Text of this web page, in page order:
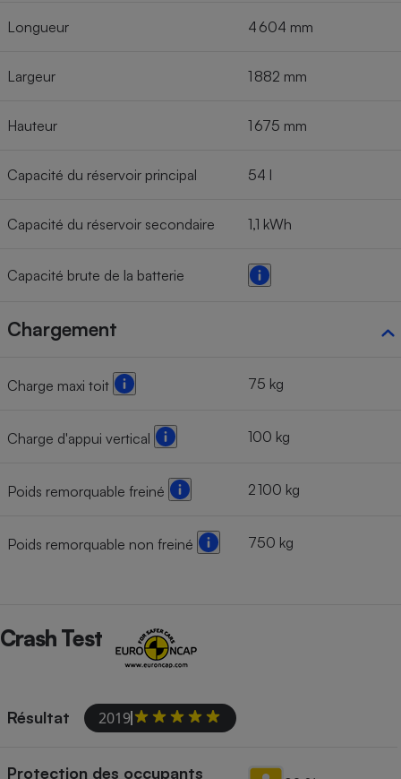
Longueur 4 604 mm
Largeur 1 882 mm
Hauteur 1 675 mm
Capacité du réservoir principal 54 l
Capacité du réservoir secondaire 1,1 kWh
Capacité brute de la batterie
Chargement
Charge maxi toit 75 kg
Charge d'appui vertical 100 kg
Poids remorquable freiné 2 100 kg
Poids remorquable non freiné 750 kg
Crash Test
Résultat 2019
Protection des occupants